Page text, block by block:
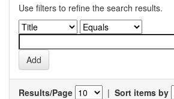
Use filters to refine the search results.
Results/Page | Sort items by